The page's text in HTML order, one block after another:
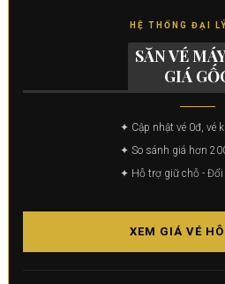
HỆ THỐNG ĐẠI
SĂN VÉ
GIÁ
✦ Cập nhật vé 0đ, vé
✦ So sánh giá hơn
✦ Hỗ trợ giữ chỗ - Đổi
XEM GIÁ VÉ